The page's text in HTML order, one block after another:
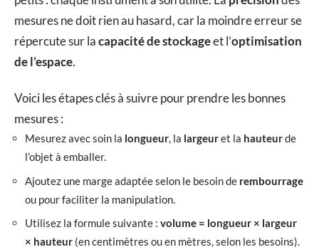
mesures ne doit rien au hasard, car la moindre erreur se
répercute sur lacapacité de stockageet l’optimisation
de l’espace.
Voici les étapes clés à suivre pour prendre les bonnes
mesures :
Mesurez avec soin la longueur, la largeuret la hauteurde
l’objet à emballer.
Ajoutez une marge adaptée selon le besoin de rembourrage
ou pour faciliter la manipulation.
Utilisez la formule suivante : volume = longueur × largeur
× hauteur (en centimètres ou en mètres, selon les besoins).